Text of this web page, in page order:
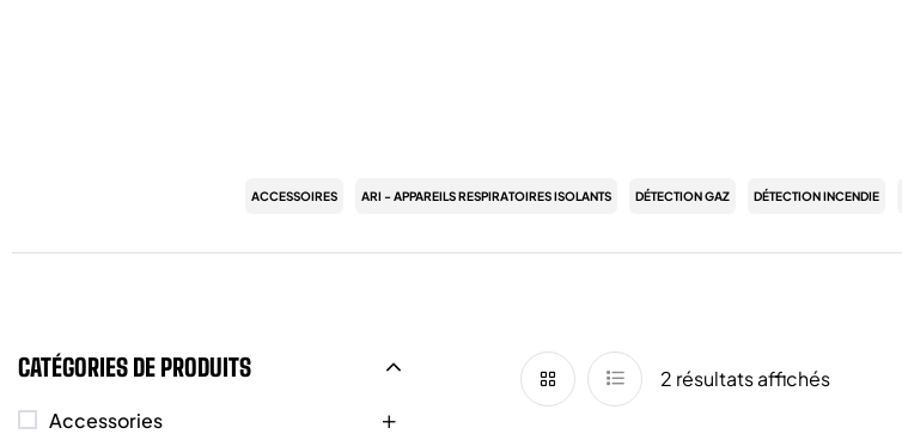
ACCESSOIRES ARI - APPAREILS RESPIRATOIRES ISOLANTS DÉTECTION GAZ DÉTECTION INCENDIE
2 résultats affichés
CATÉGORIES DE PRODUITS
Accessories